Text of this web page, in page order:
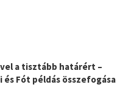
a tisztább határért –
és Fót példás összefogása